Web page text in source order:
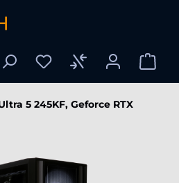
5 245KF, Geforce RTX